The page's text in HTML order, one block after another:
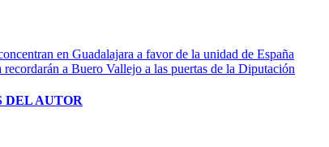
en Guadalajara a favor de la unidad de España
a Buero Vallejo a las puertas de la Diputación
DEL AUTOR